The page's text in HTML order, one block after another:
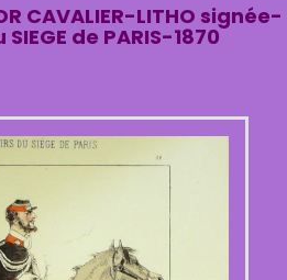
CAVALIER-LITHO signée-
SIEGE de PARIS-1870